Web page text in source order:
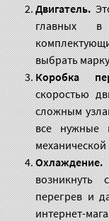
Двигатель.
главных в
выбрать
Коробка
скоростью
сложным
все нужные
Охлаждение.
возникнуть
перегрев и
интернет-